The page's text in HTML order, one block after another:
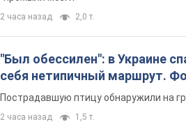
2 часа назад 2,0 т.
"Был обессилен": в Украине
себя нетипичный маршрут.
Пострадавшую птицу обнаружили на
2 часа назад 1,5 т.